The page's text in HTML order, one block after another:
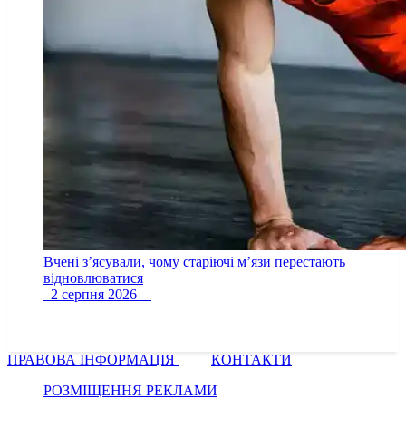
Вчені з’ясували, чому старіючі м’язи перестають
відновлюватися
2 серпня 2026
ПРАВОВА ІНФОРМАЦІЯ
КОНТАКТИ
РОЗМІЩЕННЯ РЕКЛАМИ